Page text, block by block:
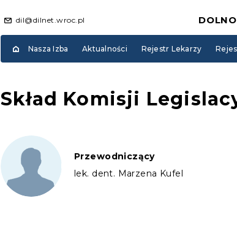
dil@dilnet.wroc.pl
Nasza Izba Aktualności Rejestr Lekarzy
Skład Komisji
Przewodniczący
lek. dent. Marzena Kufel